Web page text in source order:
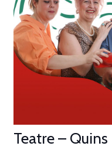
Teatre –